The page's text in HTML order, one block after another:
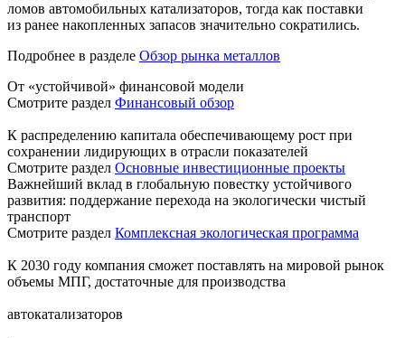
ломов автомобильных катализаторов, тогда как поставки
из ранее накопленных запасов значительно сократились.
Подробнее в разделе Обзор рынка металлов
От «устойчивой» финансовой модели
Смотрите раздел Финансовый обзор
К распределению капитала обеспечивающему рост при
сохранении лидирующих в отрасли показателей
Смотрите раздел Основные инвестиционные проекты
Важнейший вклад в глобальную повестку устойчивого
развития: поддержание перехода на экологически чистый
транспорт
Смотрите раздел Комплексная экологическая программа
К 2030 году компания сможет поставлять на мировой рынок
объемы МПГ, достаточные для производства
автокатализаторов